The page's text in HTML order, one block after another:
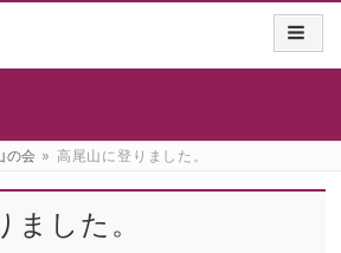
の会 » 高尾山に登りました。
ました。